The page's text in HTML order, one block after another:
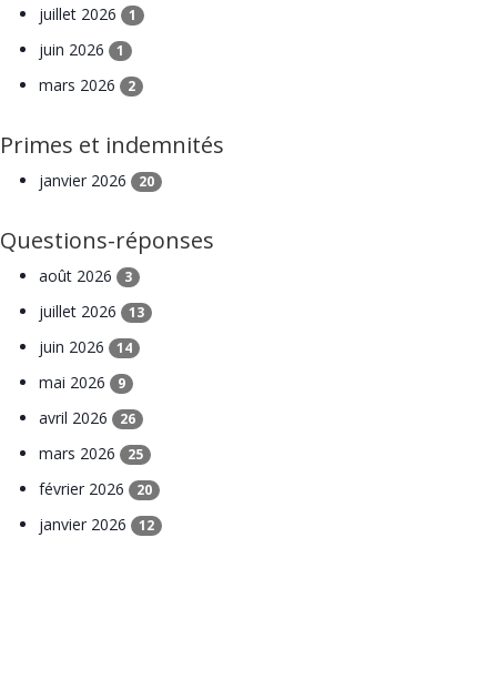
juillet 2026 1
juin 2026 1
mars 2026 2
Primes et indemnités
janvier 2026 20
Questions-réponses
août 2026 3
juillet 2026 13
juin 2026 14
mai 2026 9
avril 2026 26
mars 2026 25
février 2026 20
janvier 2026 12